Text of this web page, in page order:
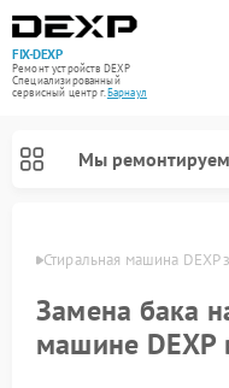
FIX-DEXP
Ремонт устройств DEXP
Специализированный
cервисный центр г.Барнаул
Мы ремонтируем
Стиральная машина DEXP
Замена бака
машине DEXP